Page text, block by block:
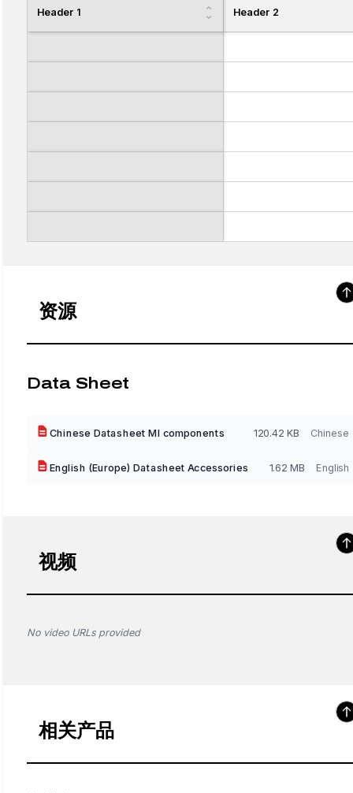
Header 1 Header 2
资源
Data Sheet
Chinese Datasheet MI components 120.42 KB Chinese
English (Europe) Datasheet Accessories 1.62 MB English
视频
No video URLs provided
相关产品